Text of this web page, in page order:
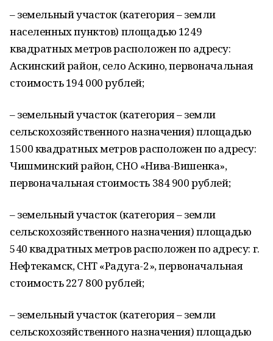
– земельный участок (категория – земли
населенных пунктов) площадью 1249
квадратных метров расположен по адресу:
Аскинский район, село Аскино, первоначальная
стоимость 194 000 рублей;
– земельный участок (категория – земли
сельскохозяйственного назначения) площадью
1500 квадратных метров расположен по адресу:
Чишминский район, СНО «Нива-Вишенка»,
первоначальная стоимость 384 900 рублей;
– земельный участок (категория – земли
сельскохозяйственного назначения) площадью
540 квадратных метров расположен по адресу: г.
Нефтекамск, СНТ «Радуга-2», первоначальная
стоимость 227 800 рублей;
– земельный участок (категория – земли
сельскохозяйственного назначения) площадью